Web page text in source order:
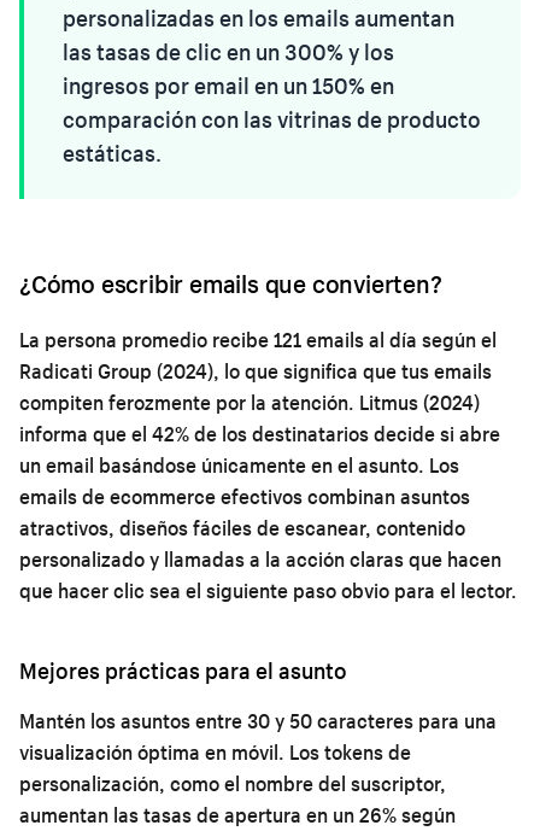
personalizadas en los emails aumentan
las tasas de clic en un 300% y los
ingresos por email en un 150% en
comparación con las vitrinas de producto
estáticas.
¿Cómo escribir emails que convierten?
La persona promedio recibe 121 emails al día según el
Radicati Group (2024), lo que significa que tus emails
compiten ferozmente por la atención. Litmus (2024)
informa que el 42% de los destinatarios decide si abre
un email basándose únicamente en el asunto. Los
emails de ecommerce efectivos combinan asuntos
atractivos, diseños fáciles de escanear, contenido
personalizado y llamadas a la acción claras que hacen
que hacer clic sea el siguiente paso obvio para el lector.
Mejores prácticas para el asunto
Mantén los asuntos entre 30 y 50 caracteres para una
visualización óptima en móvil. Los tokens de
personalización, como el nombre del suscriptor,
aumentan las tasas de apertura en un 26% según